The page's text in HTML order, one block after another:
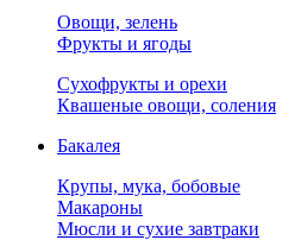
Овощи, зелень
Фрукты и ягоды
Сухофрукты и орехи
Квашеные овощи, соления
Бакалея
Крупы, мука, бобовые
Макароны
Мюсли и сухие завтраки